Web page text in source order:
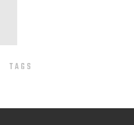
TAGS